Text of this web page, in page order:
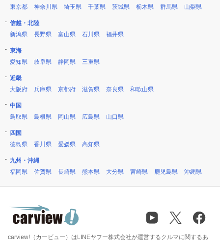
東京都
神奈川県 埼玉県 千葉県 茨城県 栃木県 群馬県 山梨県
信越・北陸
新潟県
長野県 富山県 石川県 福井県
東海
愛知県
岐阜県 静岡県 三重県
近畿
大阪府
兵庫県 京都府 滋賀県 奈良県 和歌山県
中国
鳥取県
島根県 岡山県 広島県 山口県
四国
徳島県
香川県 愛媛県 高知県
九州・沖縄
福岡県
佐賀県 長崎県 熊本県 大分県 宮崎県 鹿児島県 沖縄県
carview!（カービュー）はLINEヤフー株式会社が運営するクルマに関するあ